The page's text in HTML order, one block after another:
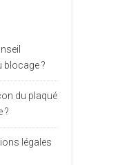
blocage ?
du plaqué
?
légales